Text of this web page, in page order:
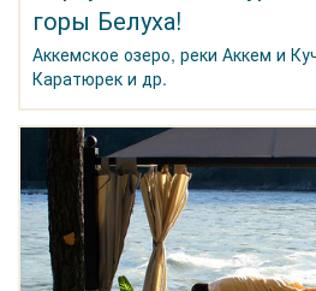
горы Белуха!
Аккемское озеро, реки Аккем и
Каратюрек и др.